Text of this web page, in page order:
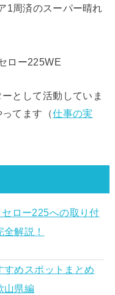
1周済のスーパー晴れ
ロー225WE
として活動していま
てます（仕事の実
セロー225への取り付
解説！
すめスポットまとめ
山県編